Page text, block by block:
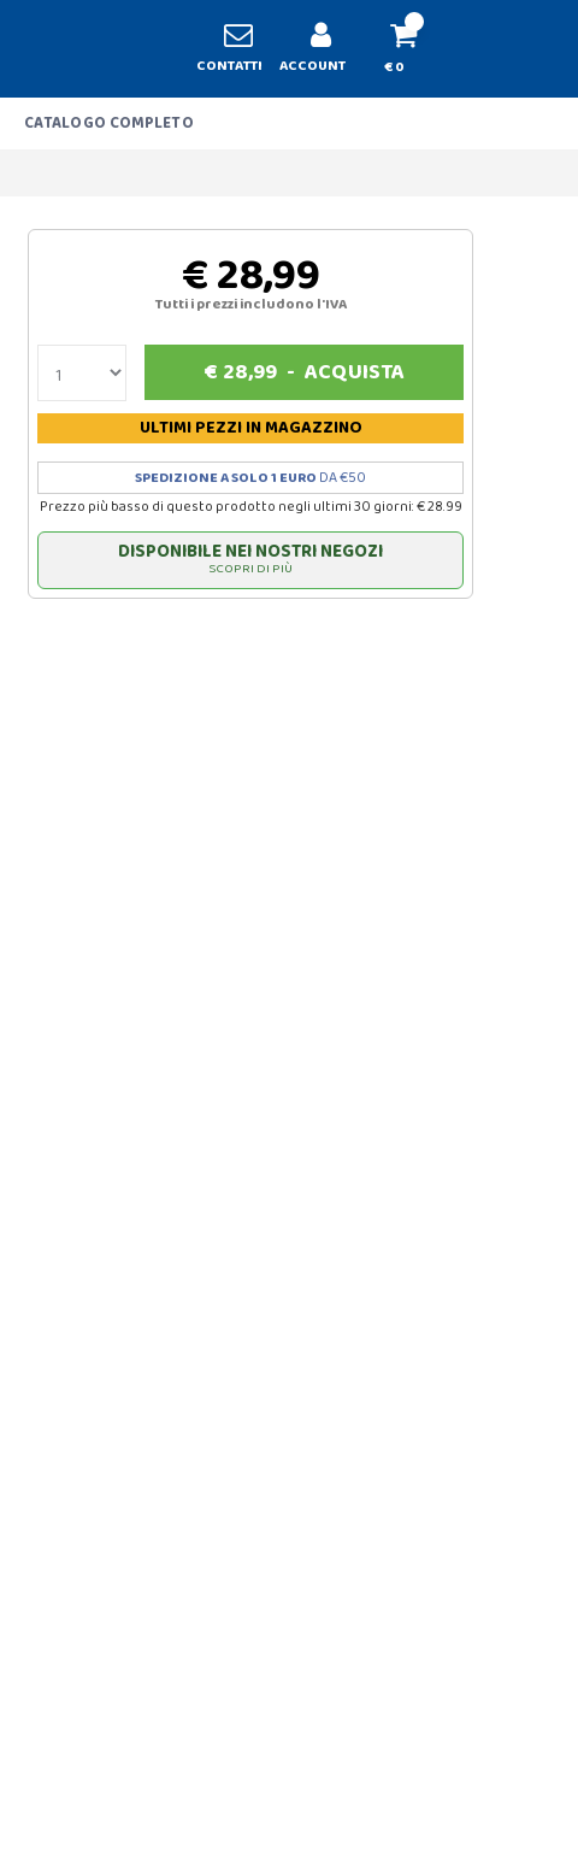
CONTATTI ACCOUNT € 0
CATALOGO COMPLETO
€ 28,99
Tutti i prezzi includono l'IVA
€ 28,99- ACQUISTA
ULTIMI PEZZIIN MAGAZZINO
SPEDIZIONE A SOLO 1 EURO DA €50
Prezzo più basso di questo prodotto negli ultimi 30 giorni: € 28.99
DISPONIBILE NEI NOSTRI NEGOZI
SCOPRI DI PIÙ